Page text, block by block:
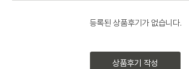
등록된 상품후기가 없습니다.
상품후기 작성